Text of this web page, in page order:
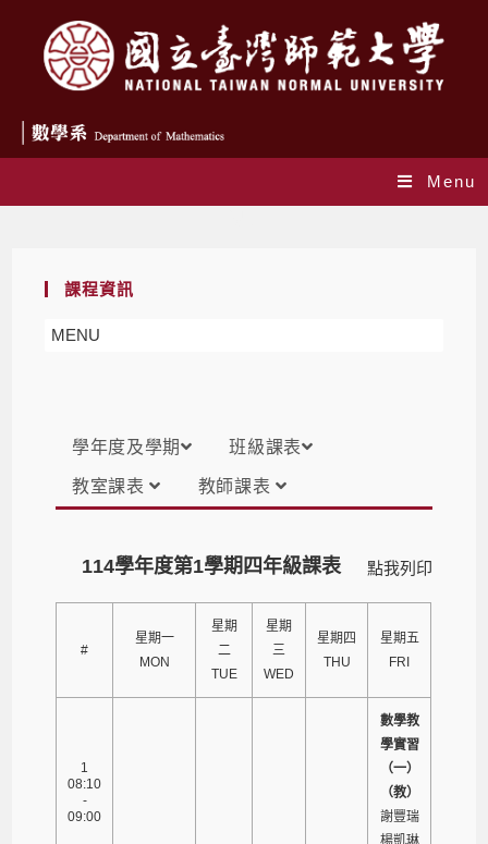
Menu
課程資訊
MENU
學年度及學期 班級課表
教室課表 教師課表
點我列印
114學年度第1學期四年級課表
#
星期一
MON
星期
二
TUE
星期
三
WED
星期四
THU
星期五
FRI
1
08:10
-
09:00
數學教
學實習
（一）
（教）
謝豐瑞
楊凱琳